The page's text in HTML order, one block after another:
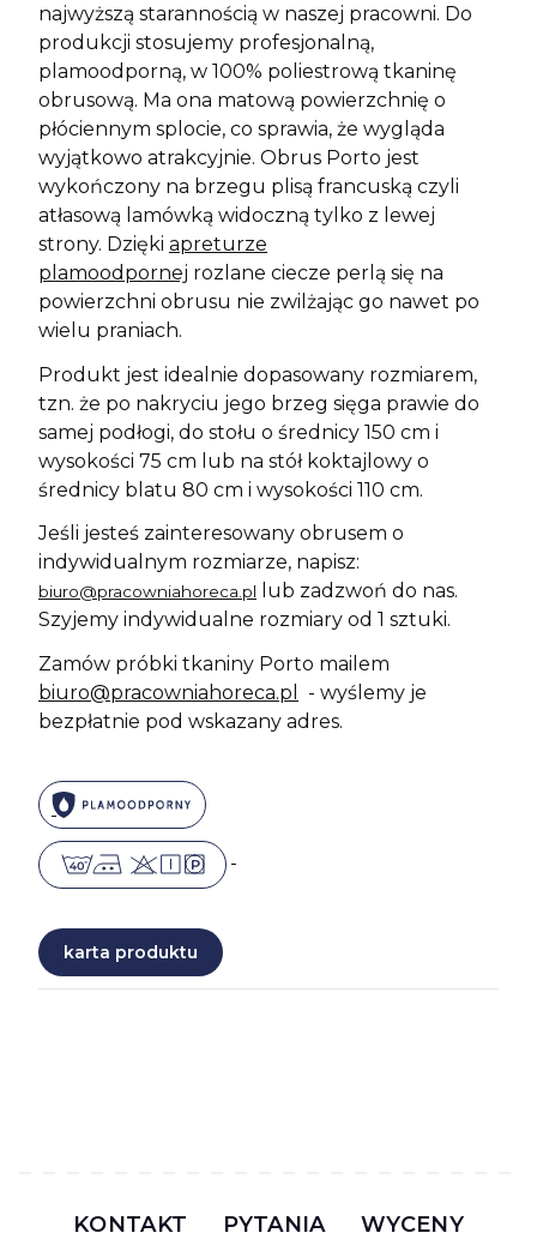
najwyższą starannością w naszej pracowni. Do
produkcji stosujemy profesjonalną,
plamoodporną, w 100% poliestrową tkaninę
obrusową. Ma ona matową powierzchnię o
płóciennym splocie, co sprawia, że wygląda
wyjątkowo atrakcyjnie. Obrus Porto jest
wykończony na brzegu plisą francuską czyli
atłasową lamówką widoczną tylko z lewej
strony. Dzięki apreturze
plamoodpornej rozlane ciecze perlą się na
powierzchni obrusu nie zwilżając go nawet po
wielu praniach.
Produkt jest idealnie dopasowany rozmiarem,
tzn. że po nakryciu jego brzeg sięga prawie do
samej podłogi, do stołu o średnicy 150 cm i
wysokości 75 cm lub na stół koktajlowy o
średnicy blatu 80 cm i wysokości 110 cm.
Jeśli jesteś zainteresowany obrusem o
indywidualnym rozmiarze, napisz:
biuro@pracowniahoreca.pl
lub zadzwoń do nas.
Szyjemy indywidualne rozmiary od 1 sztuki.
Zamów próbki tkaniny Porto mailem
biuro@pracowniahoreca.pl
- wyślemy je
bezpłatnie pod wskazany adres.
karta produktu
KONTAKT PYTANIA WYCENY